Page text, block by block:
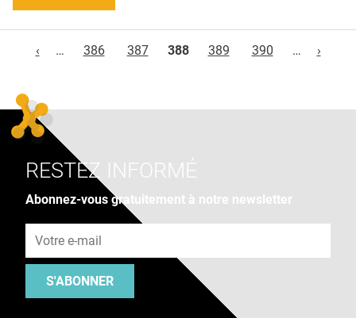
‹
… 386 387 388 389 390 … ›
RESTEZ INFORMÉ
Abonnez-vous gratuitement à notre newsletter
S'ABONNER